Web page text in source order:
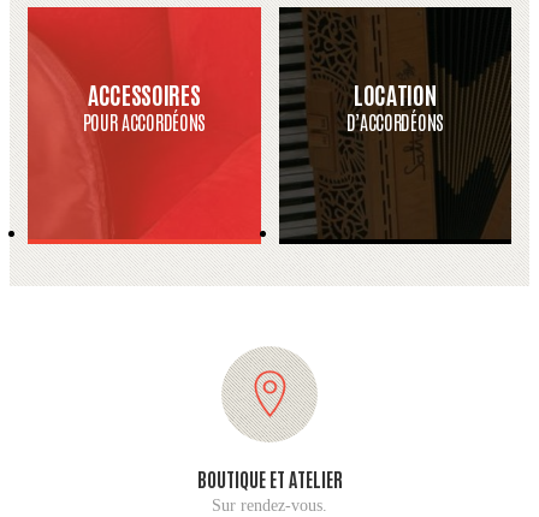
ACCESSOIRES
POUR ACCORDÉONS
LOCATION
D’ACCORDÉONS
BOUTIQUE ET ATELIER
Sur rendez-vous.